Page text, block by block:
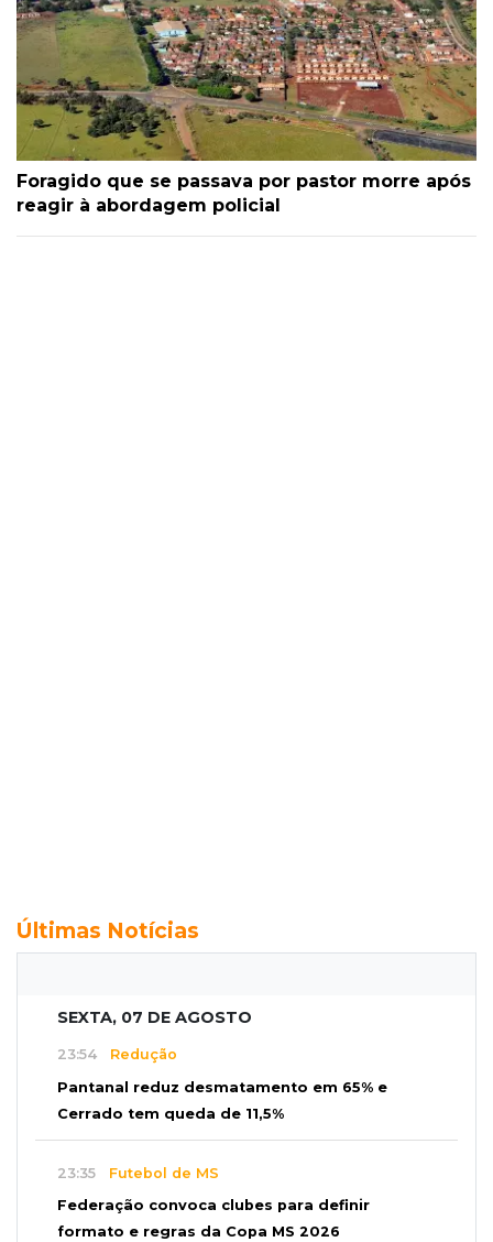
Foragido que se passava por pastor morre após
reagir à abordagem policial
Últimas Notícias
SEXTA, 07 DE AGOSTO
23:54 Redução
Pantanal reduz desmatamento em 65% e
Cerrado tem queda de 11,5%
23:35 Futebol de MS
Federação convoca clubes para definir
formato e regras da Copa MS 2026